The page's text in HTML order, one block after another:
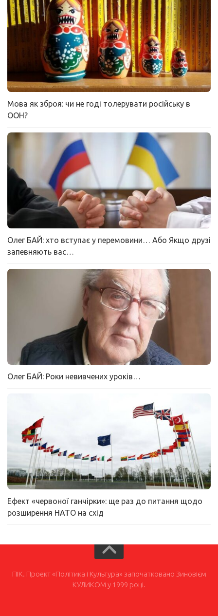
Мова як зброя: чи не годі толерувати російську в
ООН?
Олег БАЙ: хто вступає у перемовини… Або Якщо друзі
запевняють вас…
Олег БАЙ: Роки невивчених уроків…
Ефект «червоної ганчірки»: ще раз до питання щодо
розширення НАТО на схід
ПІК. Проект «Політика і Культура» започатковано Зиновієм
КУЛИКОМ у 1999 році.